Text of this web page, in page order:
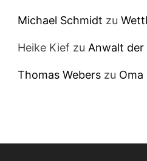
Michael Schmidt zu
Heike Kief zu Anwalt der
Thomas Webers zu Oma